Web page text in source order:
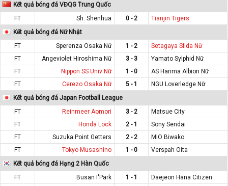
Kết quả bóng đá VĐQG Trung Quốc
FT
Sh. Shenhua 0 - 2
Tianjin Tigers
Kết quả bóng đá Nữ Nhật
FT
Sperenza Osaka Nữ 1 - 2
Setagaya Sfida Nữ
FT
Angeviolet Hiroshima Nữ 3 - 3
Yamato Sylphid Nữ
FT
Nippon SS Univ Nữ 1 - 0
AS Harima Albion Nữ
FT
Cerezo Osaka Nữ 5 - 1
NGU Loverledge Nữ
Kết quả bóng đá Japan Football League
FT
Reinmeer Aomori 3 - 2
Matsue City
FT
Honda Lock 2 - 1
Sony Sendai
FT
Suzuka Point Getters 2 - 2
MIO Biwako
FT
Tokyo Musashino 1 - 0
Verspah Oita
Kết quả bóng đá Hạng 2 Hàn Quốc
FT
Busan I'Park 1 - 1
Daejeon Hana Citizen